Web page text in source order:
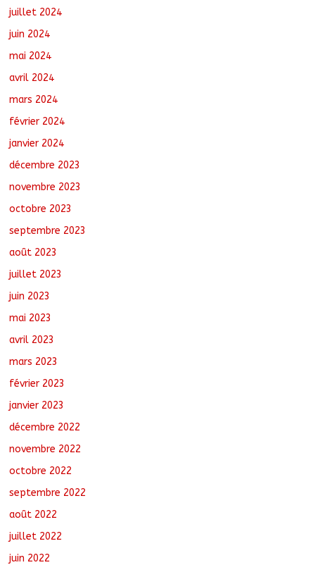
juillet 2024
juin 2024
mai 2024
avril 2024
mars 2024
février 2024
janvier 2024
décembre 2023
novembre 2023
octobre 2023
septembre 2023
août 2023
juillet 2023
juin 2023
mai 2023
avril 2023
mars 2023
février 2023
janvier 2023
décembre 2022
novembre 2022
octobre 2022
septembre 2022
août 2022
juillet 2022
juin 2022